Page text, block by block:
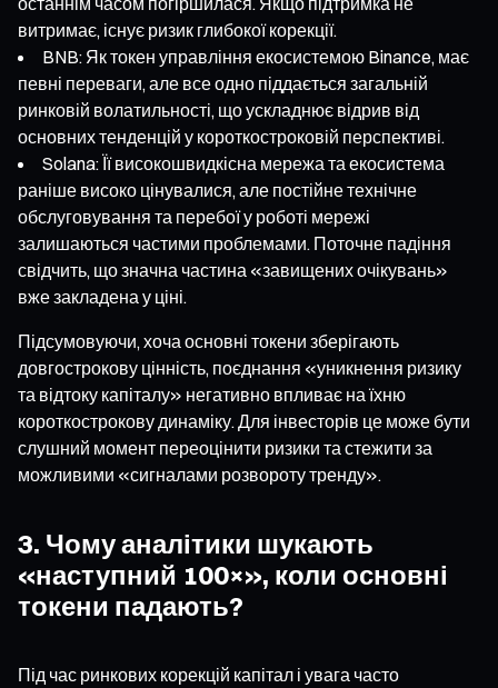
витримає, існує ризик глибокої корекції.
BNB: Як токен управління екосистемою Binance, має
певні переваги, але все одно піддається загальній
ринковій волатильності, що ускладнює відрив від
основних тенденцій у короткостроковій перспективі.
Solana: Її високошвидкісна мережа та екосистема
раніше високо цінувалися, але постійне технічне
обслуговування та перебої у роботі мережі
залишаються частими проблемами. Поточне падіння
свідчить, що значна частина «завищених очікувань»
вже закладена у ціні.
Підсумовуючи, хоча основні токени зберігають
довгострокову цінність, поєднання «уникнення ризику
та відтоку капіталу» негативно впливає на їхню
короткострокову динаміку. Для інвесторів це може бути
слушний момент переоцінити ризики та стежити за
можливими «сигналами розвороту тренду».
3. Чому аналітики шукають
«наступний 100×», коли основні
токени падають?
Під час ринкових корекцій капітал і увага часто